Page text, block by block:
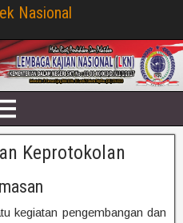
Nasional
Keprotokolan
kegiatan pengembangan dan